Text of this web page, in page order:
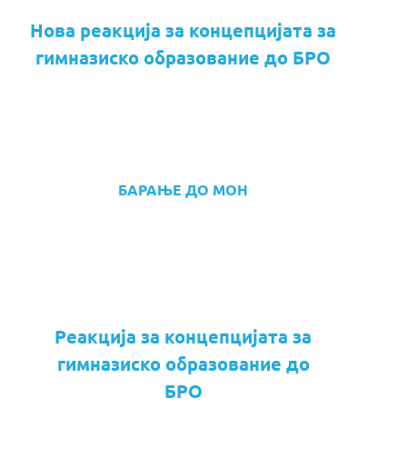
Нова реакција за концепцијата за
гимназиско образование до БРО
БАРАЊЕ ДО МОН
Реакција за концепцијата за
гимназиско образование до
БРО